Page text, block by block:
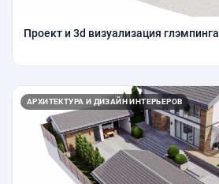
Проект и 3d визуализация глэмпинга
АРХИТЕКТУРА И ДИЗАЙН ИНТЕРЬЕРОВ